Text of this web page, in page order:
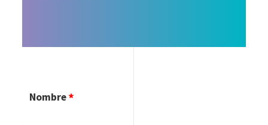
Nombre